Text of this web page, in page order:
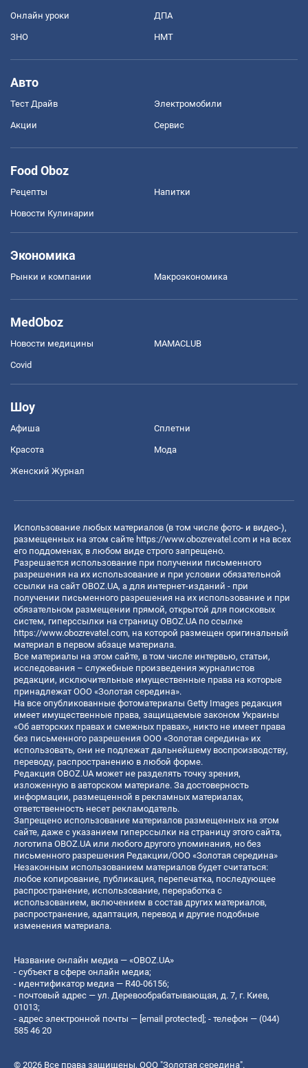
Онлайн уроки ДПА
ЗНО НМТ
Авто
Тест Драйв Электромобили
Акции Сервис
Food Oboz
Рецепты Напитки
Новости Кулинарии
Экономика
Рынки и компании Mакроэкономика
MedOboz
Новости медицины MAMACLUB
Covid
Шоу
Афиша Сплетни
Красота Мода
Женский Журнал
Использование любых материалов (в том числе фото- и видео-),
размещенных на этом сайте https://www.obozrevatel.com и на всех
его поддоменах, в любом виде строго запрещено.
Разрешается использование при получении письменного
разрешения на их использование и при условии обязательной
ссылки на сайт OBOZ.UA, а для интернет-изданий - при
получении письменного разрешения на их использование и при
обязательном размещении прямой, открытой для поисковых
систем, гиперссылки на страницу OBOZ.UA по ссылке
https://www.obozrevatel.com, на которой размещен оригинальный
материал в первом абзаце материала.
Все материалы на этом сайте, в том числе интервью, статьи,
исследования – служебные произведения журналистов
редакции, исключительные имущественные права на которые
принадлежат ООО «Золотая середина».
На все опубликованные фотоматериалы Getty Images редакция
имеет имущественные права, защищаемые законом Украины
«Об авторских правах и смежных правах», никто не имеет права
без письменного разрешения ООО «Золотая середина» их
использовать, они не подлежат дальнейшему воспроизводству,
переводу, распространению в любой форме.
Редакция OBOZ.UA может не разделять точку зрения,
изложенную в авторском материале. За достоверность
информации, размещенной в рекламных материалах,
ответственность несет рекламодатель.
Запрещено использование материалов размещенных на этом
сайте, даже с указанием гиперссылки на страницу этого сайта,
логотипа OBOZ.UA или любого другого упоминания, но без
письменного разрешения Редакции/ООО «Золотая середина»
Незаконным использованием материалов будет считаться:
любое копирование, публикация, перепечатка, последующее
распространение, использование, переработка с
использованием, включением в состав других материалов,
распространение, адаптация, перевод и другие подобные
изменения материала.
Название онлайн медиа — «OBOZ.UA»
- субъект в сфере онлайн медиа;
- идентификатор медиа — R40-06156;
- почтовый адрес — ул. Деревообрабатывающая, д. 7, г. Киев,
01013;
- адрес электронной почты — [email protected]; - телефон — (044)
585 46 20
© 2026 Все права защищены, ООО "Золотая середина".